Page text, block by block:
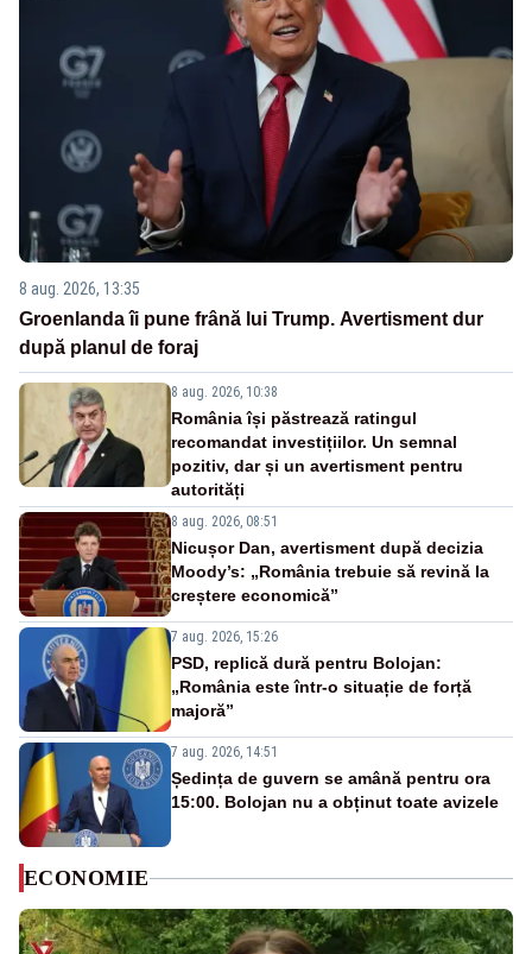
8 aug. 2026, 13:35
Groenlanda îi pune frână lui Trump. Avertisment dur
după planul de foraj
8 aug. 2026, 10:38
România își păstrează ratingul
recomandat investițiilor. Un semnal
pozitiv, dar și un avertisment pentru
autorități
8 aug. 2026, 08:51
Nicușor Dan, avertisment după decizia
Moody’s: „România trebuie să revină la
creștere economică”
7 aug. 2026, 15:26
PSD, replică dură pentru Bolojan:
„România este într-o situație de forță
majoră”
7 aug. 2026, 14:51
Ședința de guvern se amână pentru ora
15:00. Bolojan nu a obținut toate avizele
ECONOMIE